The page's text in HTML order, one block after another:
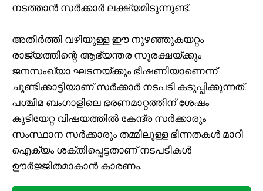
നടത്താൻ സർക്കാർ ലക്ഷ്യമിടുന്നുണ്ട്.
അതിർത്തി വഴിയുള്ള ഈ നുഴഞ്ഞുകയറ്റം
രാജ്യത്തിന്റെ ആഭ്യന്തര സുരക്ഷയ്ക്കും
ജനസംഖ്യാ ഘടനയ്ക്കും ഭീഷണിയാണെന്ന്
ചൂണ്ടിക്കാട്ടിയാണ് സർക്കാർ നടപടി കടുപ്പിക്കുന്നത്.
പശ്ചിമ ബംഗാളിലെ ഭരണമാറ്റത്തിന് ശേഷം
കുടിയേറ്റ വിഷയത്തിൽ കേന്ദ്ര സർക്കാരും
സംസ്ഥാന സർക്കാരും തമ്മിലുള്ള ഭിന്നതകൾ മാറി
ഐക്യം ശക്തിപ്പെട്ടതാണ് നടപടികൾ
ഊർജ്ജിതമാകാൻ കാരണം.